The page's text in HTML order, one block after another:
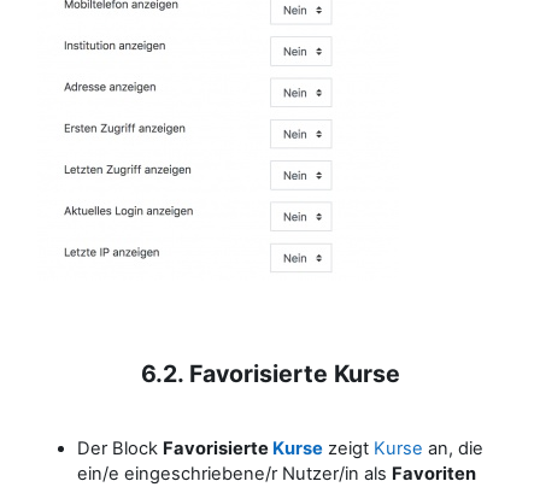
6.2. Favorisierte Kurse
Der Block Favorisierte Kurse zeigt Kurse an, die
ein/e eingeschriebene/r Nutzer/in als Favoriten